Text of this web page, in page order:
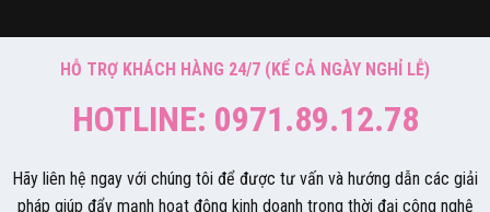
HỖ TRỢ KHÁCH HÀNG 24/7 (KỂ CẢ NGÀY NGHỈ LỄ)
HOTLINE: 0971.89.12.78
Hãy liên hệ ngay với chúng tôi để được tư vấn và hướng dẫn các giải
pháp giúp đẩy mạnh hoạt động kinh doanh trong thời đại công nghệ